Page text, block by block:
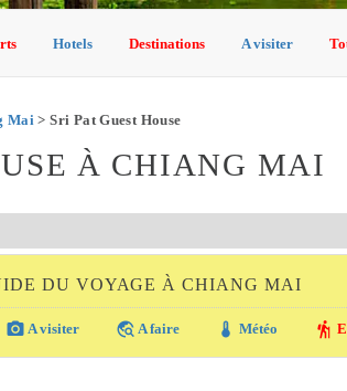
Hotels Destinations A visiter
Mai > Sri Pat Guest House
À CHIANG MAI
DU VOYAGE À CHIANG MAI
photo_camera A visiter travel_explore A faire thermostat Météo hiking